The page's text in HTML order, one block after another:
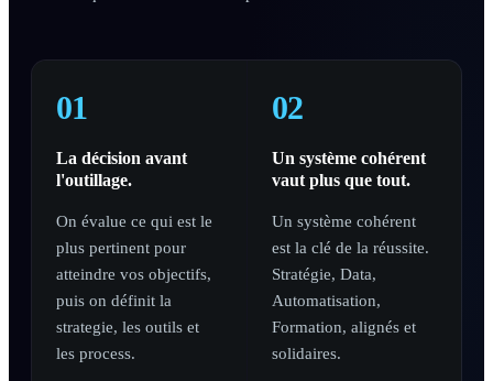
01
La décision avant
l'outillage.
On évalue ce qui est le
plus pertinent pour
atteindre vos objectifs,
puis on définit la
strategie, les outils et
les process.
02
Un système cohérent
vaut plus que tout.
Un système cohérent
est la clé de la réussite.
Stratégie, Data,
Automatisation,
Formation, alignés et
solidaires.